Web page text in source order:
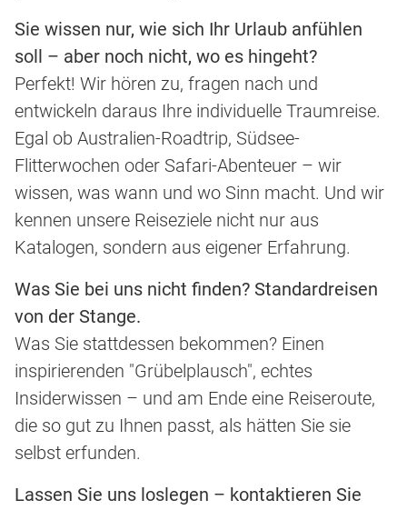
Sie wissen nur, wie sich Ihr Urlaub anfühlen
soll – aber noch nicht, wo es hingeht?
Perfekt! Wir hören zu, fragen nach und
entwickeln daraus Ihre individuelle Traumreise.
Egal ob Australien-Roadtrip, Südsee-
Flitterwochen oder Safari-Abenteuer – wir
wissen, was wann und wo Sinn macht. Und wir
kennen unsere Reiseziele nicht nur aus
Katalogen, sondern aus eigener Erfahrung.
Was Sie bei uns nicht finden? Standardreisen
von der Stange.
Was Sie stattdessen bekommen? Einen
inspirierenden "Grübelplausch", echtes
Insiderwissen – und am Ende eine Reiseroute,
die so gut zu Ihnen passt, als hätten Sie sie
selbst erfunden.
Lassen Sie uns loslegen – kontaktieren Sie